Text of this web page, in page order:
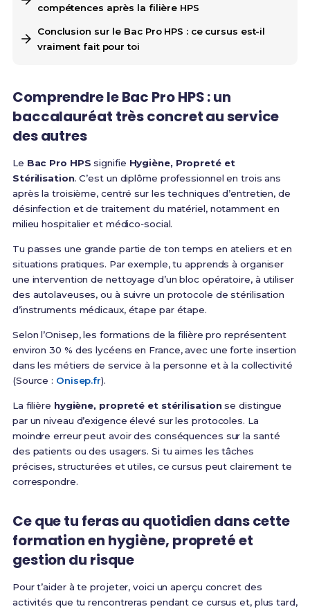
compétences après la filière HPS
Conclusion sur le Bac Pro HPS : ce cursus est-il
vraiment fait pour toi
Comprendre le Bac Pro HPS : un
baccalauréat très concret au service
des autres
Le Bac Pro HPS signifie Hygiène, Propreté et
Stérilisation. C’est un diplôme professionnel en trois ans
après la troisième, centré sur les techniques d’entretien, de
désinfection et de traitement du matériel, notamment en
milieu hospitalier et médico‑social.
Tu passes une grande partie de ton temps en ateliers et en
situations pratiques. Par exemple, tu apprends à organiser
une intervention de nettoyage d’un bloc opératoire, à utiliser
des autolaveuses, ou à suivre un protocole de stérilisation
d’instruments médicaux, étape par étape.
Selon l’Onisep, les formations de la filière pro représentent
environ 30 % des lycéens en France, avec une forte insertion
dans les métiers de service à la personne et à la collectivité
(Source : Onisep.fr).
La filière hygiène, propreté et stérilisationse distingue
par un niveau d’exigence élevé sur les protocoles. La
moindre erreur peut avoir des conséquences sur la santé
des patients ou des usagers. Si tu aimes les tâches
précises, structurées et utiles, ce cursus peut clairement te
correspondre.
Ce que tu feras au quotidien dans cette
formation en hygiène, propreté et
gestion du risque
Pour t’aider à te projeter, voici un aperçu concret des
activités que tu rencontreras pendant ce cursus et, plus tard,